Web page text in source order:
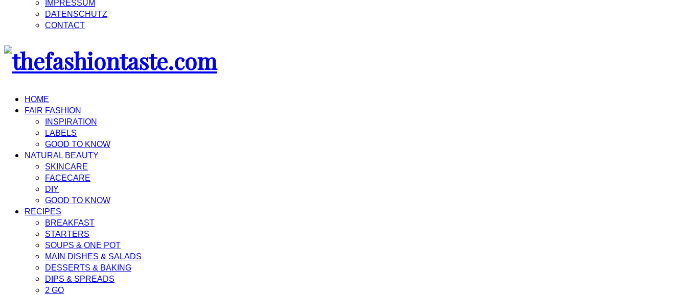
IMPRESSUM
DATENSCHUTZ
CONTACT
HOME
FAIR FASHION
INSPIRATION
LABELS
GOOD TO KNOW
NATURAL BEAUTY
SKINCARE
FACECARE
DIY
GOOD TO KNOW
RECIPES
BREAKFAST
STARTERS
SOUPS & ONE POT
MAIN DISHES & SALADS
DESSERTS & BAKING
DIPS & SPREADS
2 GO